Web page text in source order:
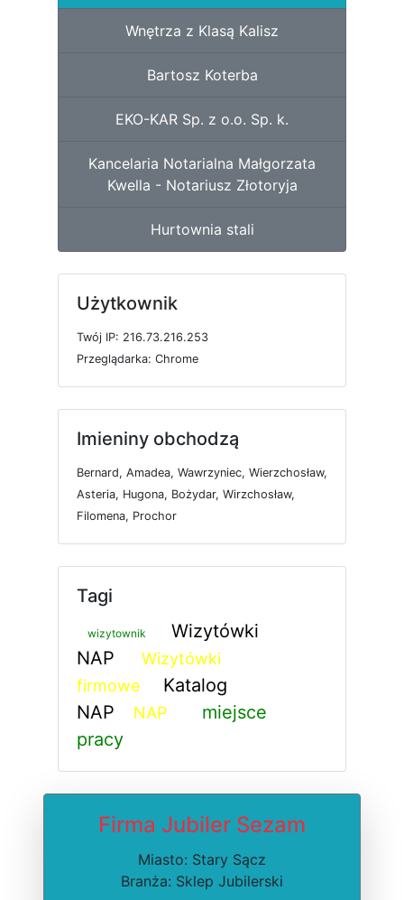
Wnętrza z Klasą Kalisz
Bartosz Koterba
EKO-KAR Sp. z o.o. Sp. k.
Kancelaria Notarialna Małgorzata
Kwella - Notariusz Złotoryja
Hurtownia stali
Użytkownik
Twój IP: 216.73.216.253
Przeglądarka: Chrome
Imieniny obchodzą
Bernard, Amadea, Wawrzyniec, Wierzchosław,
Asteria, Hugona, Bożydar, Wirzchosław,
Filomena, Prochor
Tagi
wizytownik
Wizytówki
NAP
Wizytówki
firmowe
Katalog
NAP
NAP
miejsce
pracy
Firma Jubiler Sezam
Miasto: Stary Sącz
Branża: Sklep Jubilerski